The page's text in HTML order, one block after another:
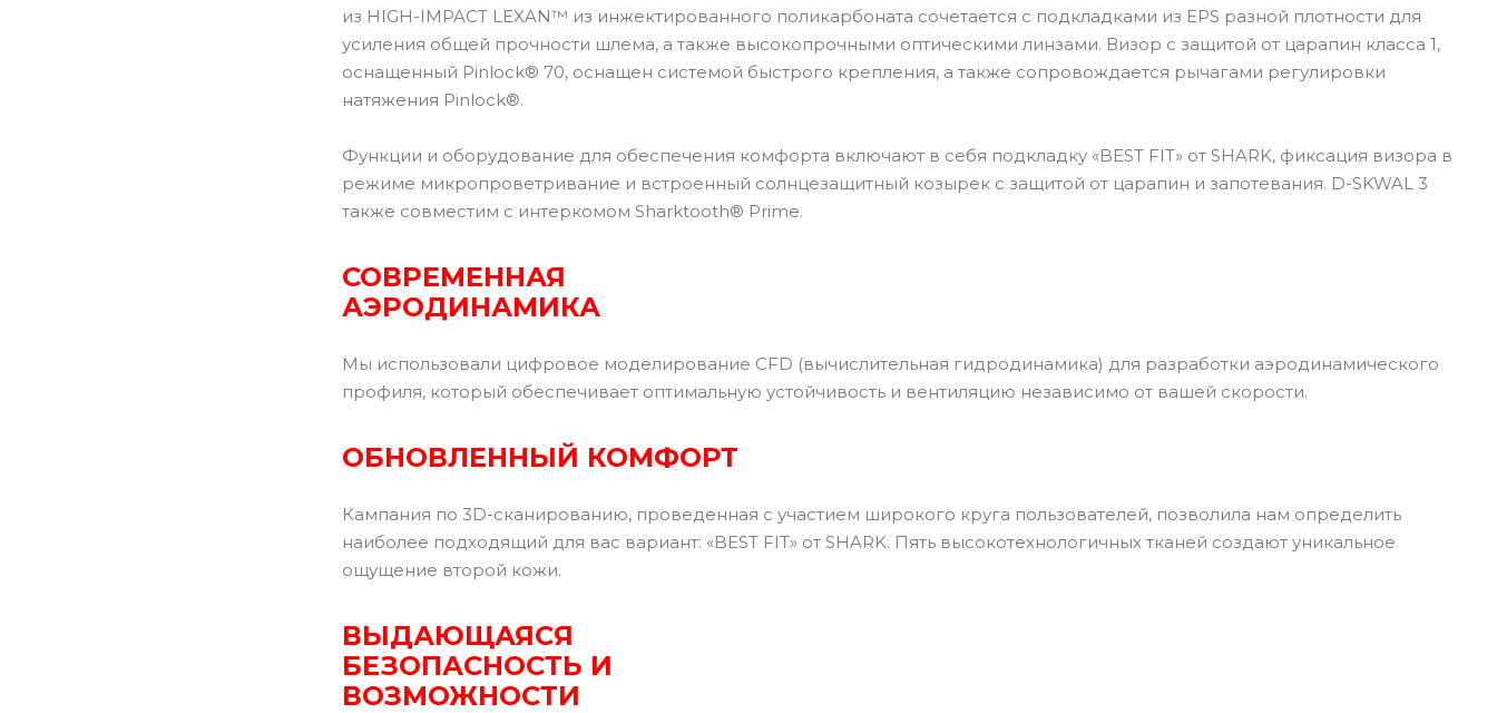
из HIGH-IMPACT LEXAN™ из инжектированного поликарбоната сочетается с подкладками из EPS разной плотности для
усиления общей прочности шлема, а также высокопрочными оптическими линзами. Визор с защитой от царапин класса 1,
оснащенный Pinlock® 70, оснащен системой быстрого крепления, а также сопровождается рычагами регулировки
натяжения Pinlock®.
Функции и оборудование для обеспечения комфорта включают в себя подкладку «BEST FIT» от SHARK, фиксация визора в
режиме микропроветривание и встроенный солнцезащитный козырек с защитой от царапин и запотевания. D-SKWAL 3
также совместим с интеркомом Sharktooth® Prime.
СОВРЕМЕННАЯ
АЭРОДИНАМИКА
Мы использовали цифровое моделирование CFD (вычислительная гидродинамика) для разработки аэродинамического
профиля, который обеспечивает оптимальную устойчивость и вентиляцию независимо от вашей скорости.
ОБНОВЛЕННЫЙ КОМФОРТ
Кампания по 3D-сканированию, проведенная с участием широкого круга пользователей, позволила нам определить
наиболее подходящий для вас вариант: «BEST FIT» от SHARK. Пять высокотехнологичных тканей создают уникальное
ощущение второй кожи.
ВЫДАЮЩАЯСЯ
БЕЗОПАСНОСТЬ И
ВОЗМОЖНОСТИ